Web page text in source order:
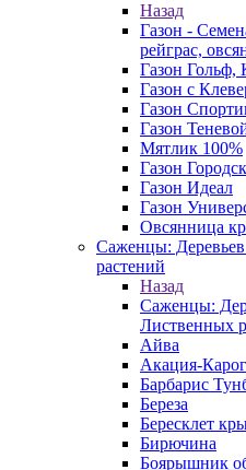
Назад
Газон -
рейграс,
Газон Гольф,
Газон с
Газон
Газон
Мятлик 100%
Газон
Газон Идеал
Газон
Овсянница
Саженцы:
растений
Назад
Саженцы:
Лиственных
Айва
Акация-
Барбарис
Береза
Бересклет
Бирючина
Боярышник